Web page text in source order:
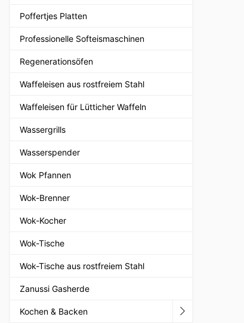
Poffertjes Platten
Professionelle Softeismaschinen
Regenerationsöfen
Waffeleisen aus rostfreiem Stahl
Waffeleisen für Lütticher Waffeln
Wassergrills
Wasserspender
Wok Pfannen
Wok-Brenner
Wok-Kocher
Wok-Tische
Wok-Tische aus rostfreiem Stahl
Zanussi Gasherde
Kochen & Backen